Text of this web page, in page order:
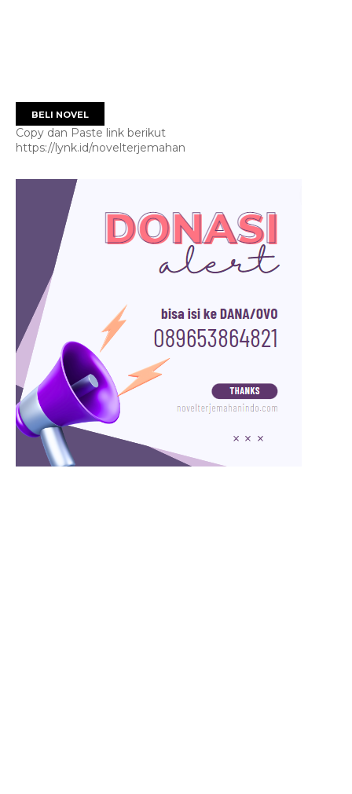
BELI NOVEL
Copy dan Paste link berikut
https://lynk.id/novelterjemahan